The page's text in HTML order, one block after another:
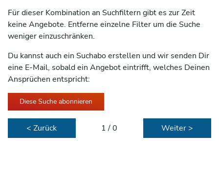
Für dieser Kombination an Suchfiltern gibt es zur Zeit
keine Angebote. Entferne einzelne Filter um die Suche
weniger einzuschränken.
Du kannst auch ein Suchabo erstellen und wir senden Dir
eine E-Mail, sobald ein Angebot eintrifft, welches Deinen
Ansprüchen entspricht:
Diese Suche abonnieren
< Zurück 1 / 0 Weiter >